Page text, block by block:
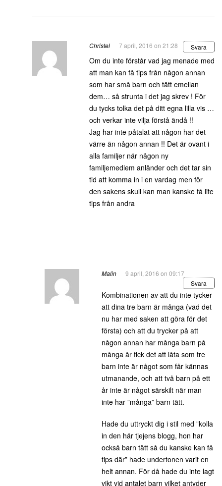
Christel 7 april, 2016 on 21:28 Svara
Om du inte förstår vad jag menade med
att man kan få tips från någon annan
som har små barn och tätt emellan
dem… så strunta i det jag skrev ! För
du tycks tolka det på ditt egna lilla vis …
och verkar inte vilja förstå ändå !!
Jag har inte påtalat att någon har det
värre än någon annan !! Det är ovant i
alla familjer när någon ny
familjemedlem anländer och det tar sin
tid att komma in i en vardag men för
den sakens skull kan man kanske få lite
tips från andra
Malin
9 april, 2016 on 09:17
Svara
Kombinationen av att du inte tycker
att dina tre barn är många (vad det
nu har med saken att göra för det
första) och att du trycker på att
någon annan har många barn på
många år fick det att låta som tre
barn inte är något som får kännas
utmanande, och att två barn på ett
år inte är något särskilt när man
inte har ”många” barn tätt.
Hade du uttryckt dig i stil med ”kolla
in den här tjejens blogg, hon har
också barn tätt så du kanske kan få
tips där” hade undertonen varit en
helt annan. För då hade du inte lagt
vikt vid antalet barn vilket antyder